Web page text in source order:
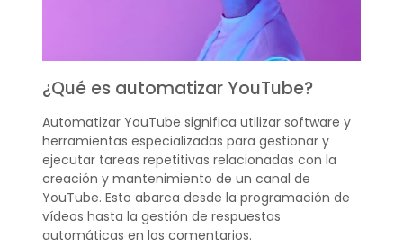
¿Qué es automatizar YouTube?
Automatizar YouTube significa utilizar software y
herramientas especializadas para gestionar y
ejecutar tareas repetitivas relacionadas con la
creación y mantenimiento de un canal de
YouTube. Esto abarca desde la programación de
vídeos hasta la gestión de respuestas
automáticas en los comentarios.